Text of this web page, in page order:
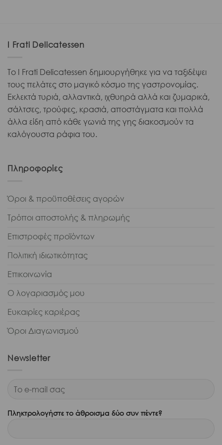
I Frati Delicatessen
Το I Frati Delicatessen δημιουργήθηκε για να ταξιδέψει
τους πελάτες στο μαγικό κόσμο της γαστρονομίας.
Εκλεκτά τυριά, αλλαντικά, ιχθυηρά αλλά και ζυμαρικά,
σάλτσες, τρούφες, κρασιά, αποστάγματα και πολλά
άλλα είδη από κάθε γωνιά της γης διακοσμούν τα
καλόγουστα ράφια του.
Πληροφορίες
Όροι & προϋποθέσεις αγορών
Τρόποι αποστολής & πληρωμής
Επιστροφές προϊόντων
Πολιτική ιδιωτικότητας
Επικοινωνία
Ο λογαριασμός μου
Ευκαιρίες καριέρας
Όροι Διαγωνισμού
Newsletter
Πληκτρολογήστε το άθροισμα δύο συν πέντε?